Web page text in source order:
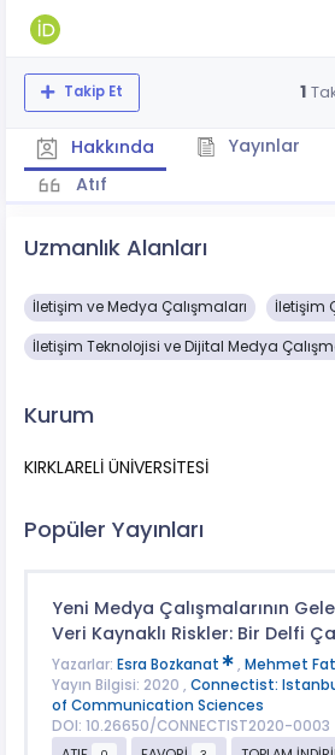
Takip Et 1
Hakkında Yayınlar
Atıf
Uzmanlık Alanları
İletişim ve Medya Çalışmaları İletişim
İletişim Teknolojisi ve Dijital Medya
Kurum
KIRKLARELİ ÜNİVERSİTESİ
Popüler Yayınları
Yeni Medya Çalışmalarının
Veri Kaynaklı Riskler: Bir Delfi
Yazarlar: Esra Bozkanat , Mehmet
Yayın Bilgisi: 2020 , Connectist:
of Communication Sciences
DOI: 10.26650/CONNECTIST2020-0003